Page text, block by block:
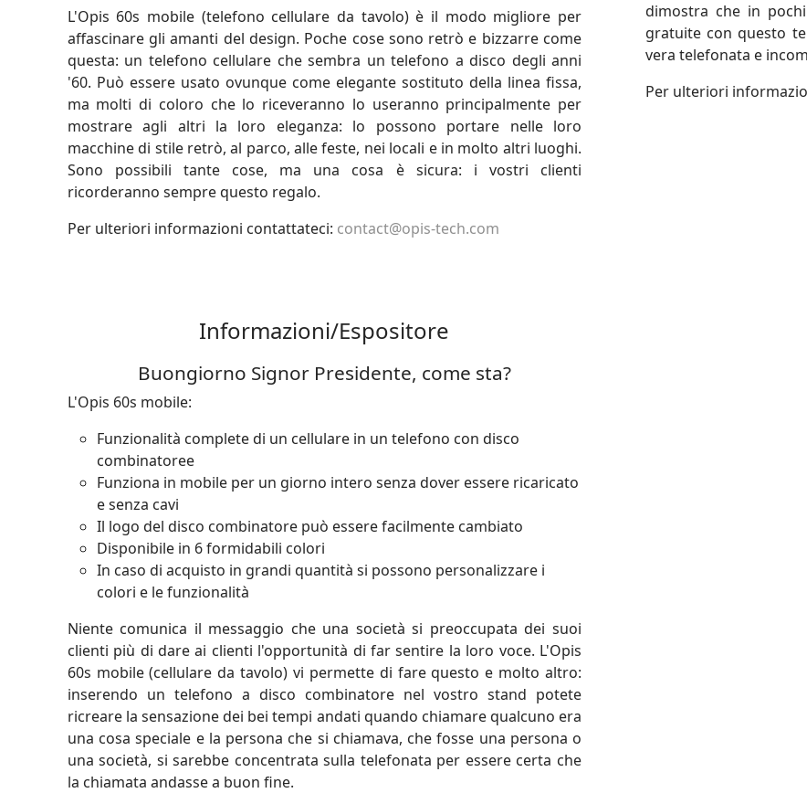
L'Opis 60s mobile (telefono cellulare da tavolo) è il modo migliore per
affascinare gli amanti del design. Poche cose sono retrò e bizzarre come
questa: un telefono cellulare che sembra un telefono a disco degli anni
'60. Può essere usato ovunque come elegante sostituto della linea fissa,
ma molti di coloro che lo riceveranno lo useranno principalmente per
mostrare agli altri la loro eleganza: lo possono portare nelle loro
macchine di stile retrò, al parco, alle feste, nei locali e in molto altri luoghi.
Sono possibili tante cose, ma una cosa è sicura: i vostri clienti
ricorderanno sempre questo regalo.
Per ulteriori informazioni contattateci: contact@opis-tech.com
dimostra che in
gratuite con questo
vera telefonata e
Per ulteriori
Informazioni/Espositore
Buongiorno Signor Presidente, come sta?
L'Opis 60s mobile:
Funzionalità complete di un cellulare in un telefono con disco
combinatoree
Funziona in mobile per un giorno intero senza dover essere ricaricato
e senza cavi
Il logo del disco combinatore può essere facilmente cambiato
Disponibile in 6 formidabili colori
In caso di acquisto in grandi quantità si possono personalizzare i
colori e le funzionalità
Niente comunica il messaggio che una società si preoccupata dei suoi
clienti più di dare ai clienti l'opportunità di far sentire la loro voce. L'Opis
60s mobile (cellulare da tavolo) vi permette di fare questo e molto altro:
inserendo un telefono a disco combinatore nel vostro stand potete
ricreare la sensazione dei bei tempi andati quando chiamare qualcuno era
una cosa speciale e la persona che si chiamava, che fosse una persona o
una società, si sarebbe concentrata sulla telefonata per essere certa che
la chiamata andasse a buon fine.